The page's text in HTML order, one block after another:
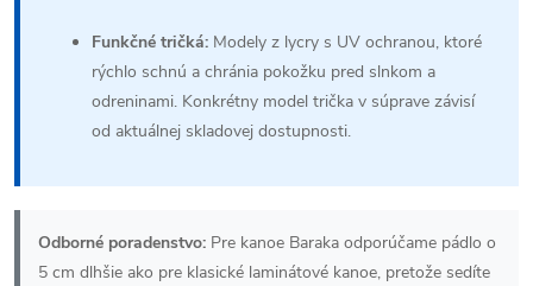
Funkčné tričká: Modely z lycry s UV ochranou, ktoré
rýchlo schnú a chránia pokožku pred slnkom a
odreninami. Konkrétny model trička v súprave závisí
od aktuálnej skladovej dostupnosti.
Odborné poradenstvo: Pre kanoe Baraka odporúčame pádlo o
5 cm dlhšie ako pre klasické laminátové kanoe, pretože sedíte